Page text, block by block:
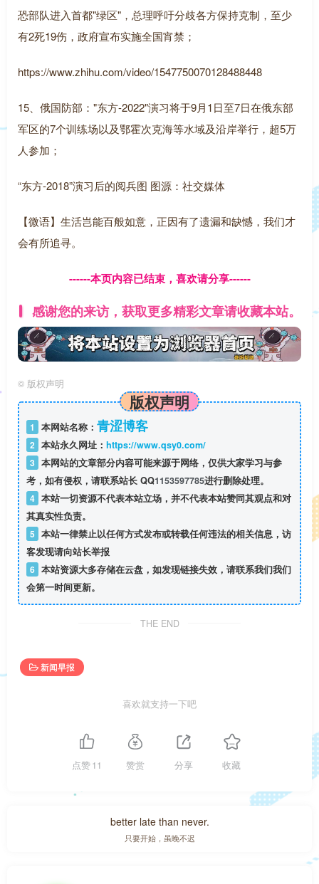
恐部队进入首都"绿区"，总理呼吁分歧各方保持克制，至少
有2死19伤，政府宣布实施全国宵禁；
https://www.zhihu.com/video/1547750070128488448
15、俄国防部："东方-2022"演习将于9月1日至7日在俄东部
军区的7个训练场以及鄂霍次克海等水域及沿岸举行，超5万
人参加；
“东方-2018”演习后的阅兵图 图源：社交媒体
【微语】生活岂能百般如意，正因有了遗漏和缺憾，我们才
会有所追寻。
------本页内容已结束，喜欢请分享------
感谢您的来访，获取更多精彩文章请收藏本站。
© 版权声明
版权声明
1 本网站名称： 青涩博客
2 本站永久网址： https://www.qsy0.com/
3 本网站的文章部分内容可能来源于网络，仅供大家学习与参
考，如有侵权，请联系站长 QQ1153597785进行删除处理。
4 本站一切资源不代表本站立场，并不代表本站赞同其观点和对
其真实性负责。
5 本站一律禁止以任何方式发布或转载任何违法的相关信息，访
客发现请向站长举报
6 本站资源大多存储在云盘，如发现链接失效，请联系我们我们
会第一时间更新。
THE END
新闻早报
喜欢就支持一下吧
点赞11 赞赏 分享 收藏
better late than never.
只要开始，虽晚不迟